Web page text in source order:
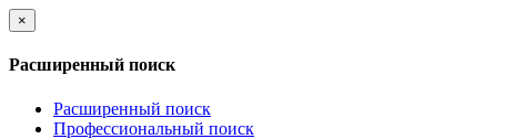
×
Расширенный поиск
Расширенный поиск
Профессиональный поиск